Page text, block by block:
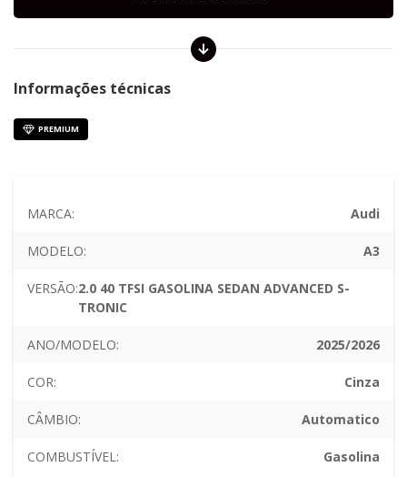
Informações técnicas
PREMIUM
MARCA: Audi
MODELO: A3
VERSÃO:2.0 40 TFSI GASOLINA SEDAN ADVANCED S-
TRONIC
ANO/MODELO: 2025/2026
COR: Cinza
CÂMBIO: Automatico
COMBUSTÍVEL: Gasolina